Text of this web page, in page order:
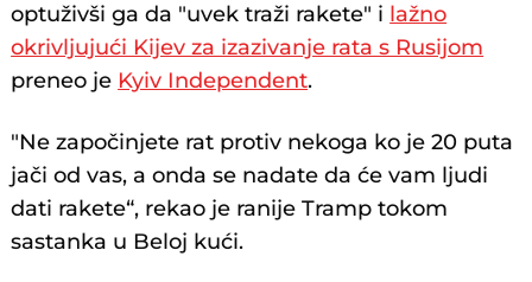
optuživši ga da "uvek traži rakete" i lažno
okrivljujući Kijev za izazivanje rata s Rusijom
preneo je Kyiv Independent.
"Ne započinjete rat protiv nekoga ko je 20 puta
jači od vas, a onda se nadate da će vam ljudi
dati rakete“, rekao je ranije Tramp tokom
sastanka u Beloj kući.